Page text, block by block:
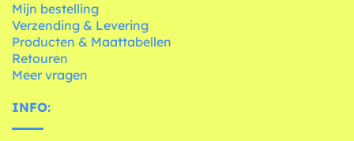
Mijn bestelling
Verzending & Levering
Producten & Maattabellen
Retouren
Meer vragen
INFO: